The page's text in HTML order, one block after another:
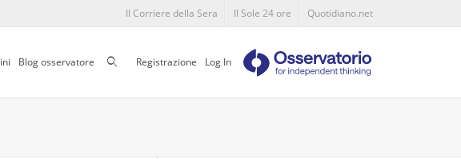
Il Corriere della Sera Il Sole 24 ore Quotidiano.net
Blog osservatore CercaRegistrazione Log In